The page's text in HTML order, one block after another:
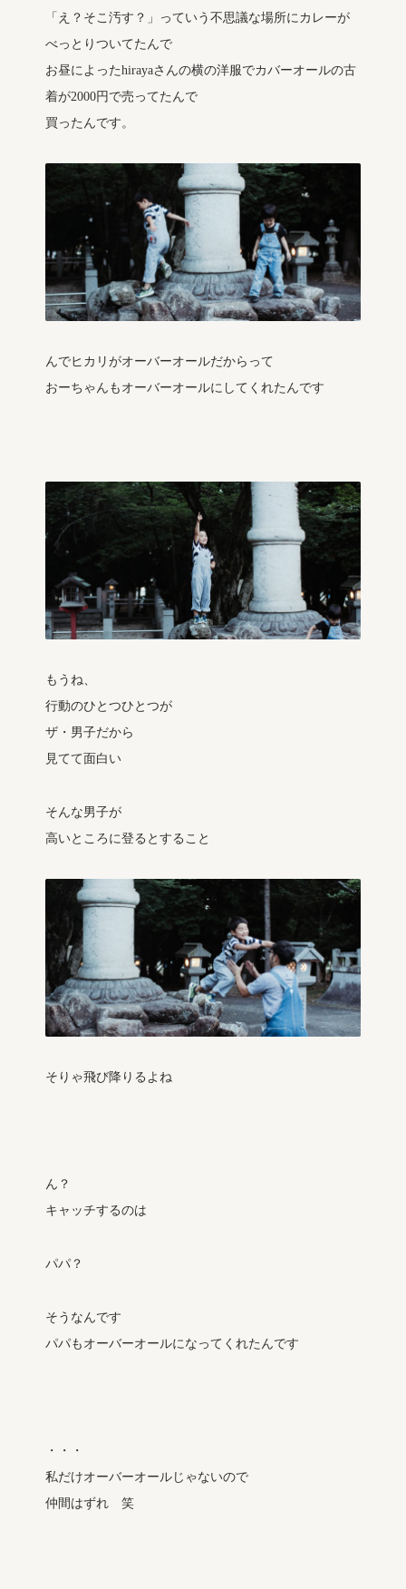
「え？そこ汚す？」っていう不思議な場所にカレーが
べっとりついてたんで
お昼によったhirayaさんの横の洋服でカバーオールの古
着が2000円で売ってたんで
買ったんです。
んでヒカリがオーバーオールだからって
おーちゃんもオーバーオールにしてくれたんです
もうね、
行動のひとつひとつが
ザ・男子だから
見てて面白い
そんな男子が
高いところに登るとすること
そりゃ飛び降りるよね
ん？
キャッチするのは
パパ？
そうなんです
パパもオーバーオールになってくれたんです
・・・
私だけオーバーオールじゃないので
仲間はずれ 笑